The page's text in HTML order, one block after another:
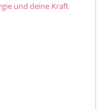
und deine Kraft